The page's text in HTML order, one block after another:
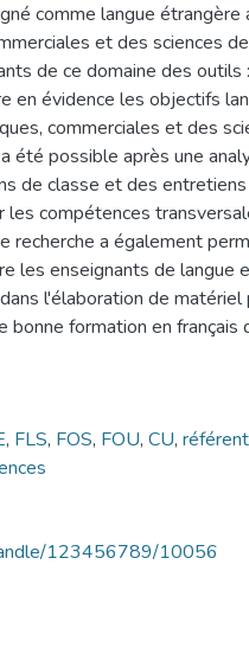
comme langue
et des sciences
de ce domaine des outils
en évidence les objectifs
commerciales et des
été possible après une
de classe et des
les compétences
recherche a également
les enseignants de langue
l'élaboration de matériel
bonne formation en français
, FLS, FOS, FOU, CU,
123456789/10056